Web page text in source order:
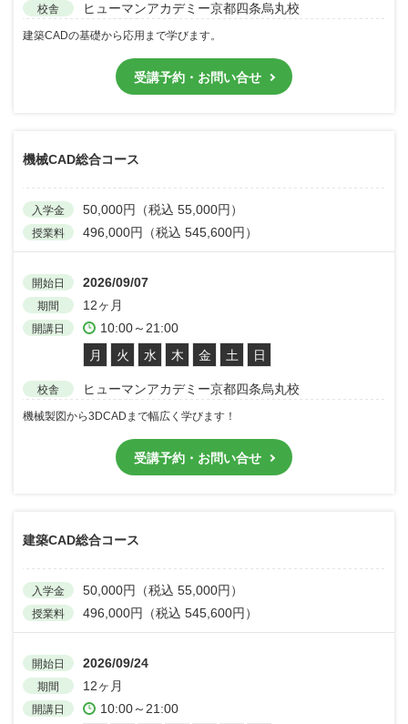
校舎 ヒューマンアカデミー京都四条烏丸校
建築CADの基礎から応用まで学びます。
受講予約・お問い合せ
機械CAD総合コース
入学金 50,000円（税込 55,000円）
授業料 496,000円（税込 545,600円）
開始日 2026/09/07
期間 12ヶ月
開講日
10:00～21:00
月
火 水 木 金 土 日
校舎 ヒューマンアカデミー京都四条烏丸校
機械製図から3DCADまで幅広く学びます！
受講予約・お問い合せ
建築CAD総合コース
入学金 50,000円（税込 55,000円）
授業料 496,000円（税込 545,600円）
開始日 2026/09/24
期間 12ヶ月
開講日 10:00～21:00